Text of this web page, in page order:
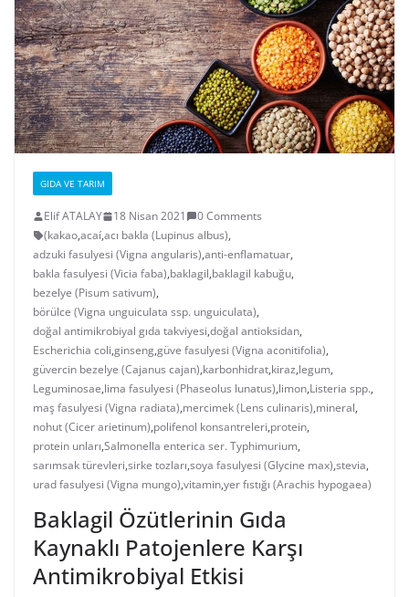
GIDA VE TARIM
Elif ATALAY 18 Nisan 2021
0 Comments
(kakao,acaí,acı bakla (Lupinus albus),
adzuki fasulyesi (Vigna angularis),anti-enflamatuar,
bakla fasulyesi (Vicia faba),baklagil,baklagil kabuğu,
bezelye (Pisum sativum),
börülce (Vigna unguiculata ssp. unguiculata),
doğal antimikrobiyal gıda takviyesi,doğal antioksidan,
Escherichia coli,ginseng,güve fasulyesi (Vigna aconitifolia),
güvercin bezelye (Cajanus cajan),karbonhidrat,kiraz,legum,
Leguminosae,lima fasulyesi (Phaseolus lunatus),limon,Listeria spp.,
maş fasulyesi (Vigna radiata),mercimek (Lens culinaris),mineral,
nohut (Cicer arietinum),polifenol konsantreleri,protein,
protein unları,Salmonella enterica ser. Typhimurium,
sarımsak türevleri,sirke tozları,soya fasulyesi (Glycine max),stevia,
urad fasulyesi (Vigna mungo),vitamin,yer fıstığı (Arachis hypogaea)
Baklagil Özütlerinin Gıda
Kaynaklı Patojenlere Karşı
Antimikrobiyal Etkisi